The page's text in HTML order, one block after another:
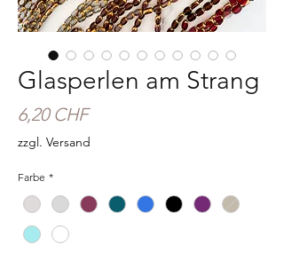
Glasperlen am Strang
6,20 CHFPreis
zzgl. Versand
Farbe *